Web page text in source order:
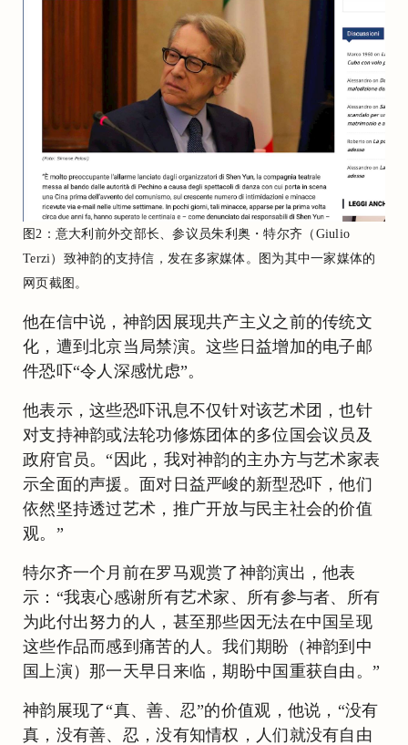
图2：意大利前外交部长、参议员朱利奥・特尔齐（Giulio
Terzi）致神韵的支持信，发在多家媒体。图为其中一家媒体的
网页截图。
他在信中说，神韵因展现共产主义之前的传统文
化，遭到北京当局禁演。这些日益增加的电子邮
件恐吓“令人深感忧虑”。
他表示，这些恐吓讯息不仅针对该艺术团，也针
对支持神韵或法轮功修炼团体的多位国会议员及
政府官员。“因此，我对神韵的主办方与艺术家表
示全面的声援。面对日益严峻的新型恐吓，他们
依然坚持透过艺术，推广开放与民主社会的价值
观。”
特尔齐一个月前在罗马观赏了神韵演出，他表
示：“我衷心感谢所有艺术家、所有参与者、所有
为此付出努力的人，甚至那些因无法在中国呈现
这些作品而感到痛苦的人。我们期盼（神韵到中
国上演）那一天早日来临，期盼中国重获自由。”
神韵展现了“真、善、忍”的价值观，他说，“没有
真，没有善、忍，没有知情权，人们就没有自由